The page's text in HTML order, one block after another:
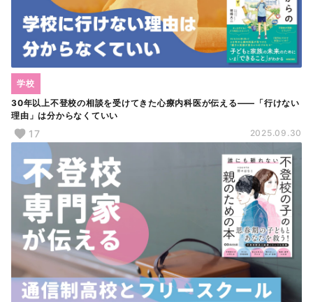
30年以上不登校の相談を受けてきた心療内科医が伝える――「行けない
理由」は分からなくていい
学校
17 2025.09.30